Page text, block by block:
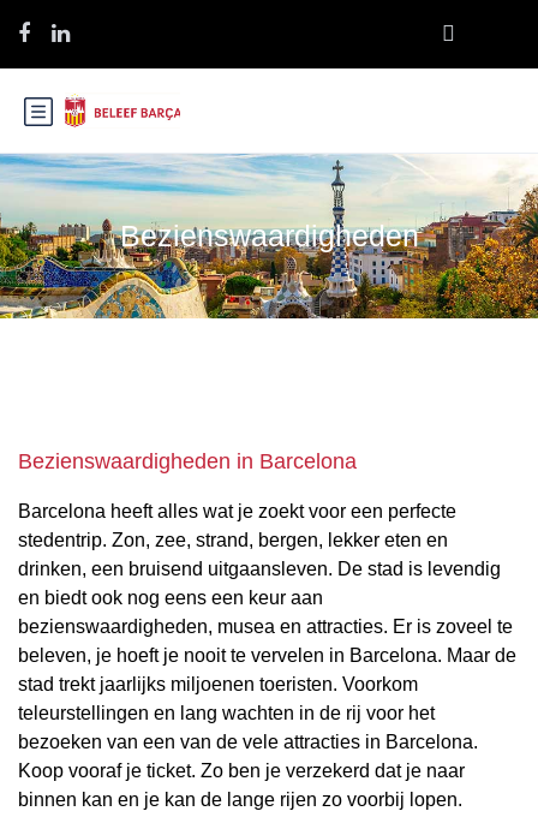
Bezienswaardigheden
Bezienswaardigheden in Barcelona
Barcelona heeft alles wat je zoekt voor een perfecte
stedentrip. Zon, zee, strand, bergen, lekker eten en
drinken, een bruisend uitgaansleven. De stad is levendig
en biedt ook nog eens een keur aan
bezienswaardigheden, musea en attracties. Er is zoveel te
beleven, je hoeft je nooit te vervelen in Barcelona. Maar de
stad trekt jaarlijks miljoenen toeristen. Voorkom
teleurstellingen en lang wachten in de rij voor het
bezoeken van een van de vele attracties in Barcelona.
Koop vooraf je ticket. Zo ben je verzekerd dat je naar
binnen kan en je kan de lange rijen zo voorbij lopen.